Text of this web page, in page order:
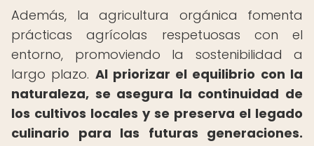
Además, la agricultura orgánica fomenta
prácticas agrícolas respetuosas con el
entorno, promoviendo la sostenibilidad a
largo plazo. Al priorizar el equilibrio con la
naturaleza, se asegura la continuidad de
los cultivos locales y se preserva el legado
culinario para las futuras generaciones.